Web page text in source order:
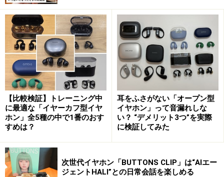
生が楽しめます。
ゼンハイザー400シリーズのトップエンドモデル
ポータビリティも考慮されているので、通勤などモバイ
ルでも使えそう。本格ヘッドホンの世界へのエントリー
機としておすすめします。
ゼンハイザー 密閉型ヘッドホン HD449【国内正規
品】
【比較検証】トレーニング中
に最適な「イヤーカフ型イヤ
ホン」全5種の中で1番のおす
すめは？
耳をふさがない「オープン型
イヤホン」って音漏れしな
い？ “デメリット3つ”を実際
に検証してみた
次世代イヤホン「BUTTONS CLIP」は“AIエー
ジェントHALI”との日常会話を楽しめる